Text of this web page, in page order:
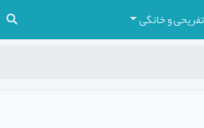
تفریحی و خانگی